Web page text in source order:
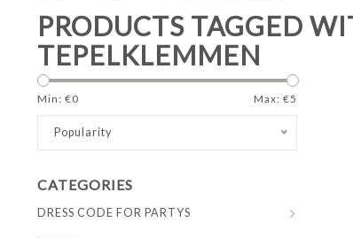
PRODUCTS TAGGED
TEPELKLEMMEN
Min: €0 Max: €5
Popularity
CATEGORIES
DRESS CODE FOR PARTYS